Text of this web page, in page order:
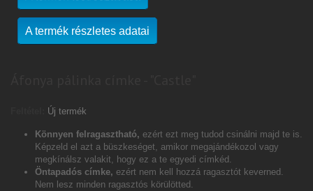
A termék részletes adatai
Új termék
Könnyen felragasztható, ezért ezt meg tudod csinálni majd te is.
Képzeld el azt a büszkeséget, amikor megajándékozol vagy
megkínálsz valakit, hogy ez a te egyedi címkéd.
Öntapadós címke, ezért nem kell hozzá ragasztót keverned.
Nem lesz minden ragasztós körülötted.